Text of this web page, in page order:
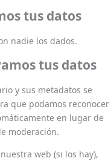
tus datos
nadie los dados.
tus datos
y sus metadatos se
que podamos reconocer
en lugar de
moderación.
web (si los hay),